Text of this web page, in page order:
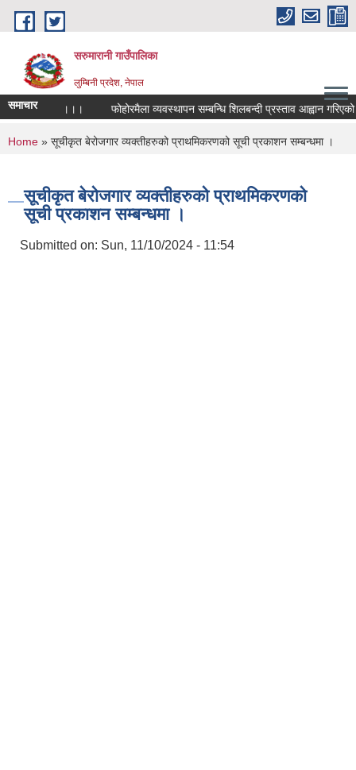
Skip to main content
सरुमारानी गाउँपालिका
लुम्बिनी प्रदेश, नेपाल
समाचार
जरुरी सूचना ।।। फोहोरमैला व्यवस्थापन सम्बन्धि शिलबन्दी प्रस्ताव आह्वान गरिएको
You are here
Home » सूचीकृत बेरोजगार व्यक्तीहरुको प्राथमिकरणको सूची प्रकाशन सम्बन्धमा ।
सूचीकृत बेरोजगार व्यक्तीहरुको प्राथमिकरणको
सूची प्रकाशन सम्बन्धमा ।
Submitted on: Sun, 11/10/2024 - 11:54